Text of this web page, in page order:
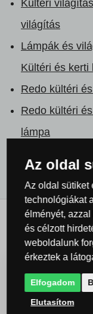
Kültéri
világítás
Lámpák és
Kültéri és kerti
Redo kültéri
Redo kültéri
lámpa
Az oldal
Az oldal sütiket
technológiákat
élményét,
és célzott
weboldalunk
érkeztek a
Elfogadom
Elutasítom